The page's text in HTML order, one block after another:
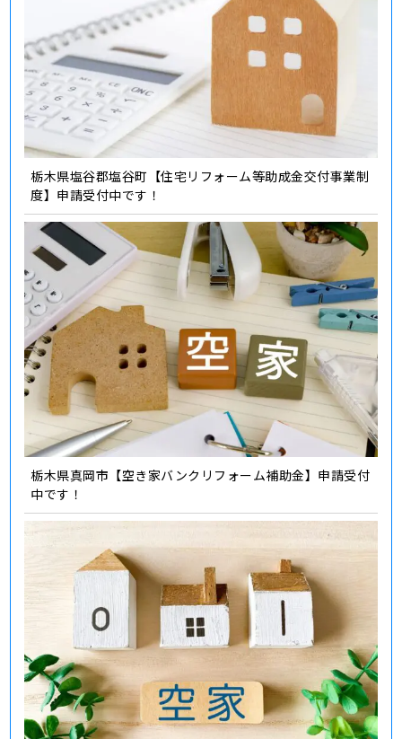
栃木県塩谷郡塩谷町【住宅リフォーム等助成金交付事業制
度】申請受付中です！
栃木県真岡市【空き家バンクリフォーム補助金】申請受付
中です！